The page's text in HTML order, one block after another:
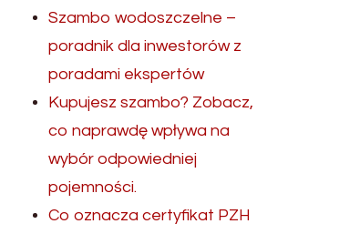
Szambo wodoszczelne –
poradnik dla inwestorów z
poradami ekspertów
Kupujesz szambo? Zobacz,
co naprawdę wpływa na
wybór odpowiedniej
pojemności.
Co oznacza certyfikat PZH